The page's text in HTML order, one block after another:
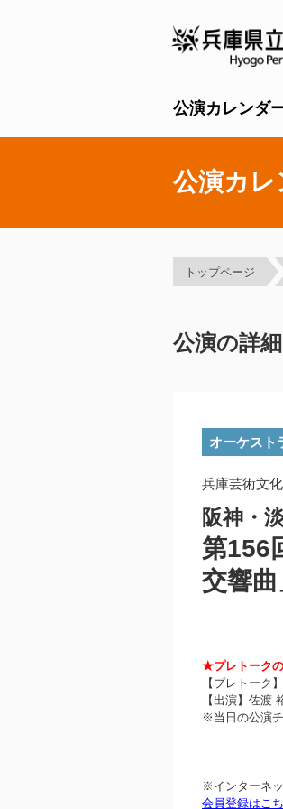
公演カレンダ
公演カレ
トップページ
公演の詳細
オーケスト
兵庫芸術文
阪神・
第156
交響曲
★プレトーク
【プレトーク
【出演】佐渡
※当日の公演
※インターネ
会員登録はこ